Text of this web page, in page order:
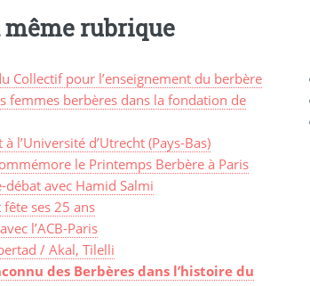
même rubrique
Collectif pour l’enseignement du berbère
femmes berbères dans la fondation de
l’Université d’Utrecht (Pays-Bas)
le Printemps Berbère à Paris
débat avec Hamid Salmi
ses 25 ans
l’ACB-Paris
/ Akal, Tilelli
des Berbères dans l’histoire du